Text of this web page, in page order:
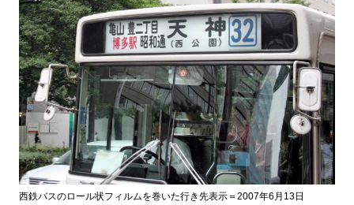
西鉄バスのロール状フィルムを巻いた行き先表示＝2007年6月13日